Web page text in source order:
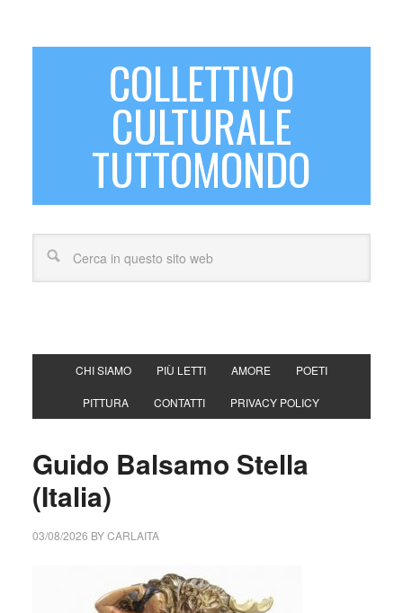
COLLETTIVO
CULTURALE
TUTTOMONDO
CHI SIAMO PIÙ LETTI AMORE POETI
PITTURA CONTATTI PRIVACY POLICY
Guido Balsamo Stella
(Italia)
03/08/2026 BYCARLAITA